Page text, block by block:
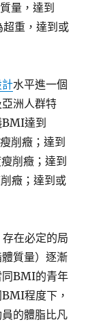
量，達到
重，達到或
計水平進一個
洲人群特
達到
削癥；達到
削癥；達到
癥；達到或
在必定的局
質量）逐漸
同BMI的青年
程度下，
的體脂比凡